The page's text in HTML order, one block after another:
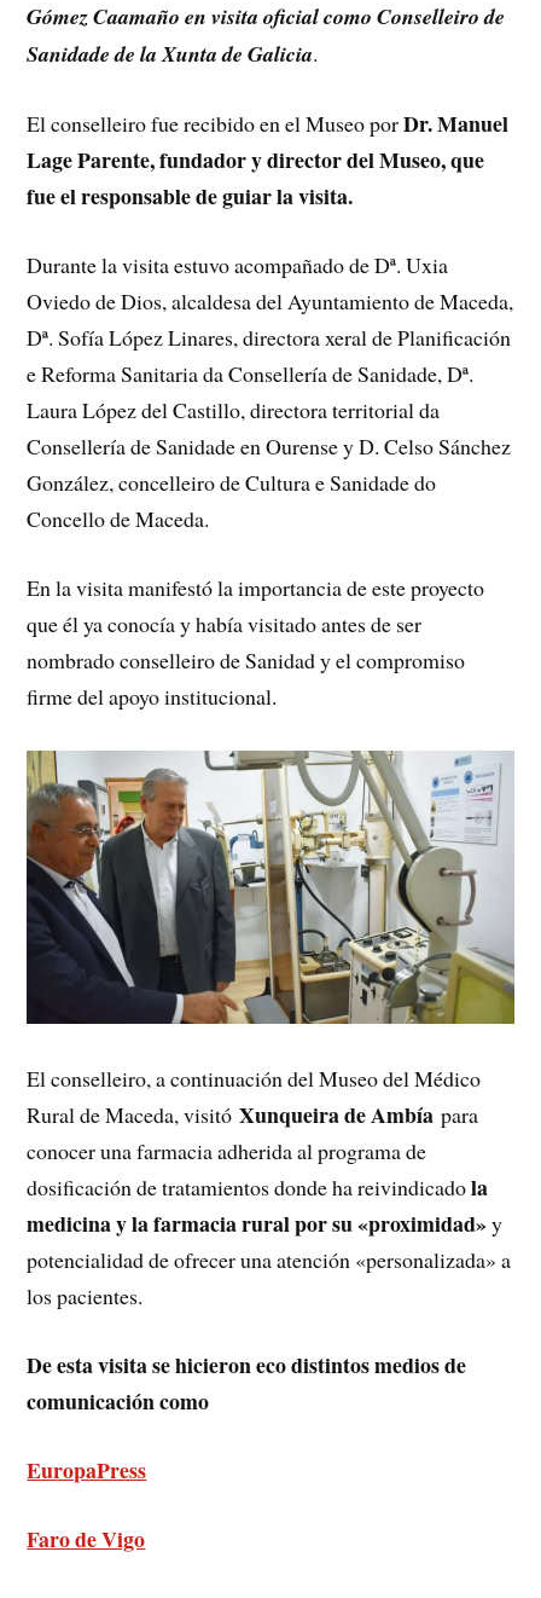
Gómez Caamaño en visita oficial como Conselleiro de
Sanidade de la Xunta de Galicia.
El conselleiro fue recibido en el Museo porDr. Manuel
Lage Parente, fundador y director del Museo, que
fue el responsable de guiar la visita.
Durante la visita estuvo acompañado de Dª. Uxia
Oviedo de Dios, alcaldesa del Ayuntamiento de Maceda,
Dª. Sofía López Linares, directora xeral de Planificación
e Reforma Sanitaria da Consellería de Sanidade, Dª.
Laura López del Castillo, directora territorial da
Consellería de Sanidade en Ourense y D. Celso Sánchez
González, concelleiro de Cultura e Sanidade do
Concello de Maceda.
En la visita manifestó la importancia de este proyecto
que él ya conocía y había visitado antes de ser
nombrado conselleiro de Sanidad y el compromiso
firme del apoyo institucional.
El conselleiro, a continuación del Museo del Médico
Rural de Maceda, visitóXunqueira de Ambía para
conocer una farmacia adherida al programa de
dosificación de tratamientos donde ha reivindicadola
medicina y la farmacia rural por su «proximidad»y
potencialidad de ofrecer una atención «personalizada» a
los pacientes.
De esta visita se hicieron eco distintos medios de
comunicación como
EuropaPress
Faro de Vigo